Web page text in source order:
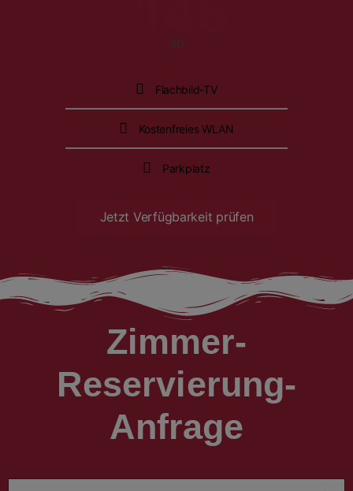
ab
Flachbild-TV
Kostenfreies WLAN
Parkplatz
Jetzt Verfügbarkeit prüfen
Zimmer-
Reservierung-
Anfrage